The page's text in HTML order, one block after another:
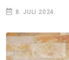
8. JULI 2024.